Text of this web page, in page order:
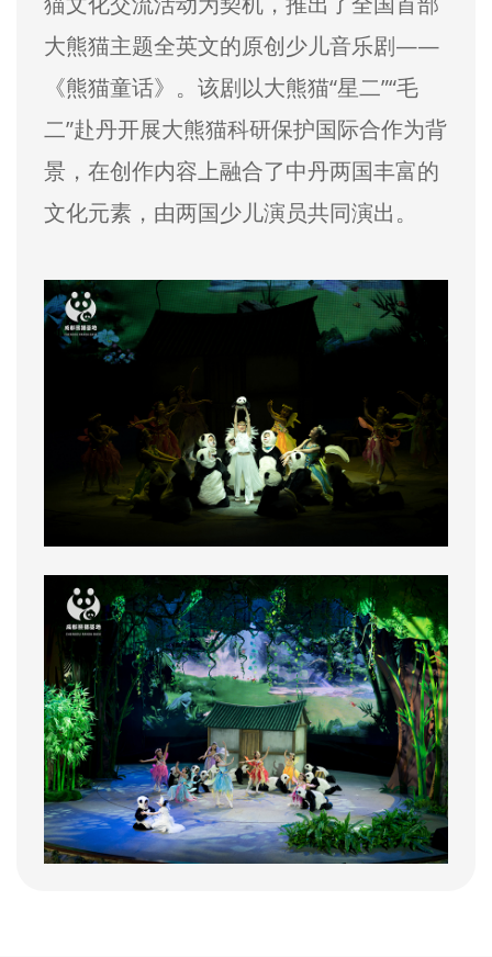
大熊猫主题全英文的原创少儿音乐剧——
《熊猫童话》。该剧以大熊猫“星二”“毛
二”赴丹开展大熊猫科研保护国际合作为背
景，在创作内容上融合了中丹两国丰富的
文化元素，由两国少儿演员共同演出。